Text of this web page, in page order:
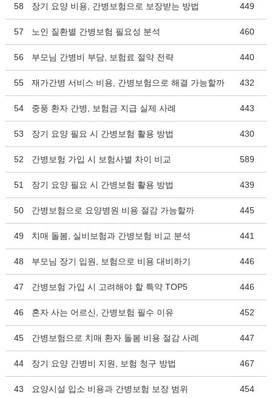
58 장기 요양 비용, 간병보험으로 보장받는 방법 449
57 노인 질환별 간병보험 필요성 분석 460
56 부모님 간병비 부담, 보험료 절약 전략 440
55 재가간병 서비스 비용, 간병보험으로 해결 가능할까 432
54 중풍 환자 간병, 보험금 지급 실제 사례 443
53 장기 요양 필요 시 간병보험 활용 방법 430
52 간병보험 가입 시 보험사별 차이 비교 589
51 장기 요양 필요 시 간병보험 활용 방법 439
50 간병보험으로 요양병원 비용 절감 가능할까 445
49 치매 돌봄, 실비보험과 간병보험 비교 분석 441
48 부모님 장기 입원, 보험으로 비용 대비하기 446
47 간병보험 가입 시 고려해야 할 특약 TOP5 446
46 혼자 사는 어르신, 간병보험 필수 이유 452
45 간병보험으로 치매 환자 돌봄 비용 절감 사례 447
44 장기 요양 간병비 지원, 보험 청구 방법 467
43 요양시설 입소 비용과 간병보험 보장 범위 454